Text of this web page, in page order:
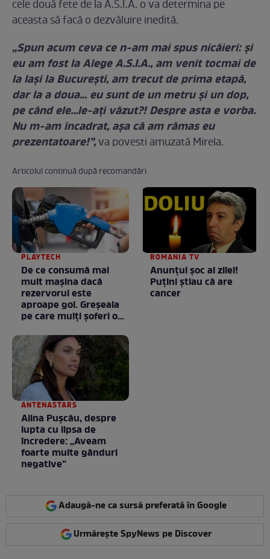
cele două fete de la A.S.I.A. o va determina pe
aceasta să facă o dezvăluire inedită.
„Spun acum ceva ce n-am mai spus nicăieri: şi
eu am fost la Alege A.S.I.A., am venit tocmai de
la Iaşi la Bucureşti, am trecut de prima etapă,
dar la a doua… eu sunt de un metru şi un dop,
pe când ele…le-aţi văzut?! Despre asta e vorba.
Nu m-am încadrat, aşa că am rămas eu
prezentatoare!”,va povesti amuzată Mirela.
Articolul continuă după recomandări
PLAYTECH
De ce consumă mai
mult mașina dacă
rezervorul este
aproape gol. Greșeala
pe care mulți șoferi o
ROMANIA TV
Anunţul şoc al zilei!
Puţini ştiau că are
cancer
ANTENASTARS
Alina Pușcău, despre
lupta cu lipsa de
încredere: „Aveam
foarte multe gânduri
negative”
Adaugă-ne ca sursă preferată în Google
Urmărește SpyNews pe Discover